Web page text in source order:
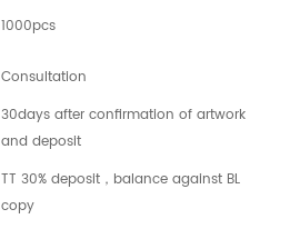
1000pcs
Consultation
30days after confirmation of artwork
and deposit
TT 30% deposit，balance against BL
copy